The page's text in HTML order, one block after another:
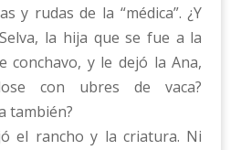
y rudas de la “médica”. ¿Y
la hija que se fue a la
conchavo, y le dejó la Ana,
con ubres de vaca?
también?
el rancho y la criatura. Ni